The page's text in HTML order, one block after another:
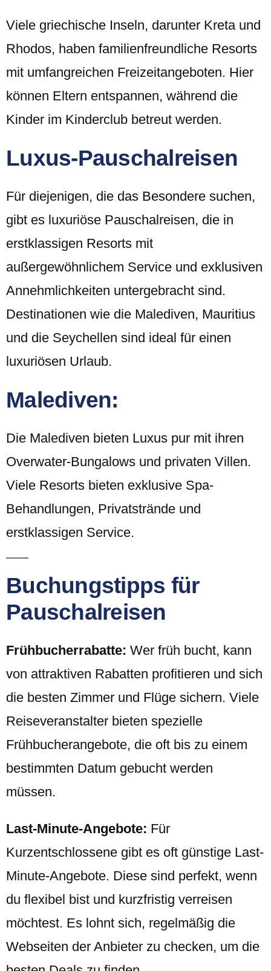
Viele griechische Inseln, darunter Kreta und
Rhodos, haben familienfreundliche Resorts
mit umfangreichen Freizeitangeboten. Hier
können Eltern entspannen, während die
Kinder im Kinderclub betreut werden.
Luxus-Pauschalreisen
Für diejenigen, die das Besondere suchen,
gibt es luxuriöse Pauschalreisen, die in
erstklassigen Resorts mit
außergewöhnlichem Service und exklusiven
Annehmlichkeiten untergebracht sind.
Destinationen wie die Malediven, Mauritius
und die Seychellen sind ideal für einen
luxuriösen Urlaub.
Malediven:
Die Malediven bieten Luxus pur mit ihren
Overwater-Bungalows und privaten Villen.
Viele Resorts bieten exklusive Spa-
Behandlungen, Privatstrände und
erstklassigen Service.
Buchungstipps für
Pauschalreisen
Frühbucherrabatte: Wer früh bucht, kann
von attraktiven Rabatten profitieren und sich
die besten Zimmer und Flüge sichern. Viele
Reiseveranstalter bieten spezielle
Frühbucherangebote, die oft bis zu einem
bestimmten Datum gebucht werden
müssen.
Last-Minute-Angebote: Für
Kurzentschlossene gibt es oft günstige Last-
Minute-Angebote. Diese sind perfekt, wenn
du flexibel bist und kurzfristig verreisen
möchtest. Es lohnt sich, regelmäßig die
Webseiten der Anbieter zu checken, um die